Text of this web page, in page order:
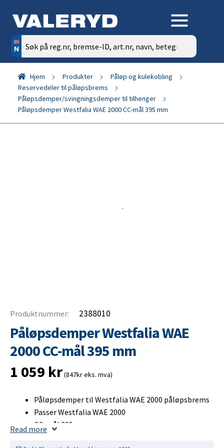
Søk
etter:
Hjem Produkter
Påløp og kulekobling
Reservedeler til påløpsbrems
Påløpsdemper/svingningsdemper til tilhenger
Påløpsdemper Westfalia WAE 2000 CC-mål 395 mm
Produktnummer: 2388010
Påløpsdemper Westfalia WAE
2000 CC-mål 395 mm
1 059 kr(847kr eks. mva)
Påløpsdemper til Westfalia WAE 2000 påløpsbrems
Passer Westfalia WAE 2000
CC-mål 395 mm
Read more